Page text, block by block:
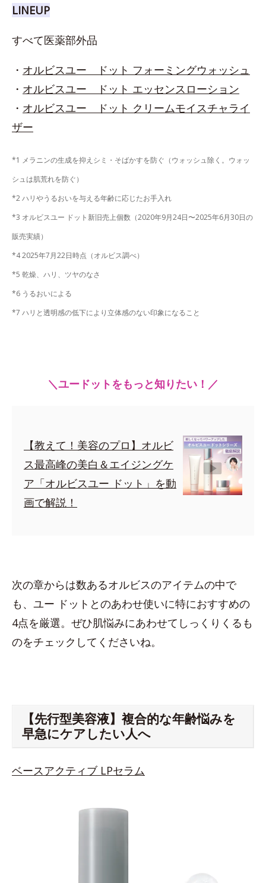
LINEUP
すべて医薬部外品
・ オルビスユー ドット フォーミングウォッシュ
・ オルビスユー ドット エッセンスローション
・ オルビスユー ドット クリームモイスチャライ
ザー
*1 メラニンの生成を抑えシミ・そばかすを防ぐ（ウォッシュ除く。ウォッ
シュは肌荒れを防ぐ）
*2 ハリやうるおいを与える年齢に応じたお手入れ
*3 オルビスユー ドット新旧売上個数（2020年9月24日〜2025年6月30日の
販売実績）
*4 2025年7月22日時点（オルビス調べ）
*5 乾燥、ハリ、ツヤのなさ
*6 うるおいによる
*7 ハリと透明感の低下により立体感のない印象になること
＼ユードットをもっと知りたい！／
【教えて！美容のプロ】オルビ
ス最高峰の美白＆エイジングケ
ア「オルビスユー ドット」を動
画で解説！
次の章からは数あるオルビスのアイテムの中で
も、ユー ドットとのあわせ使いに特におすすめの
4点を厳選。ぜひ肌悩みにあわせてしっくりくるも
のをチェックしてくださいね。
【先行型美容液】複合的な年齢悩みを
早急にケアしたい人へ
ベースアクティブ LPセラム